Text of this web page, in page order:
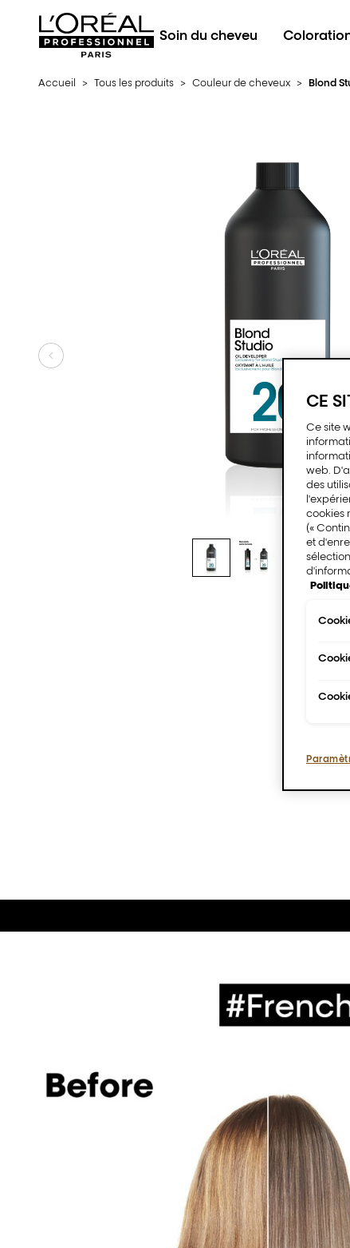
L'Oréal Professionnel Paris
Soin du cheveu
Accueil > Tous les produits > Couleur de cheveux > Blond
CE
Ce site
web.
des
cookies
(«
et